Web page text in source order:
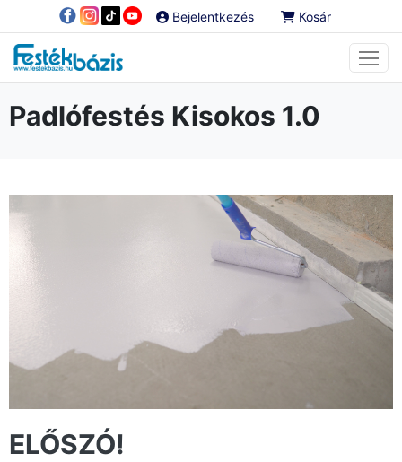
Bejelentkezés Kosár
Padlófestés Kisokos 1.0
ELŐSZÓ!